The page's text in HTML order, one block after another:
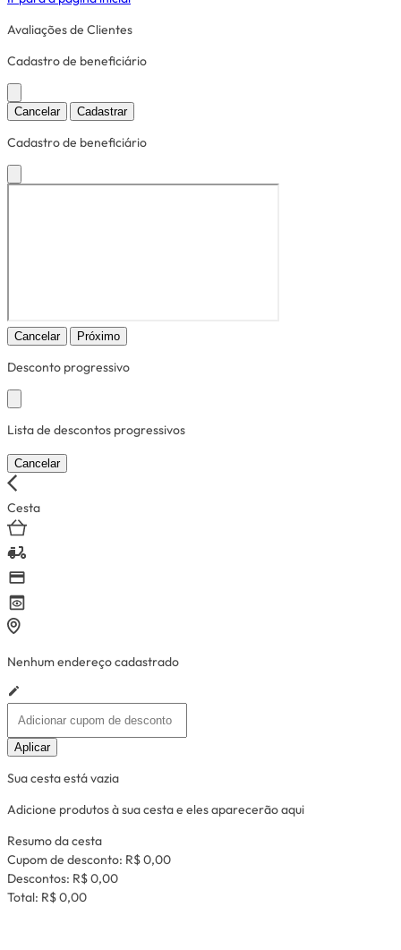
Avaliações de Clientes
Cadastro de beneficiário
Cancelar Cadastrar
Cadastro de beneficiário
Cancelar Próximo
Desconto progressivo
Lista de descontos progressivos
Cancelar
Cesta
Nenhum endereço cadastrado
Aplicar
Sua cesta está vazia
Adicione produtos à sua cesta e eles aparecerão aqui
Resumo da cesta
Cupom de desconto: R$ 0,00
Descontos: R$ 0,00
Total: R$ 0,00